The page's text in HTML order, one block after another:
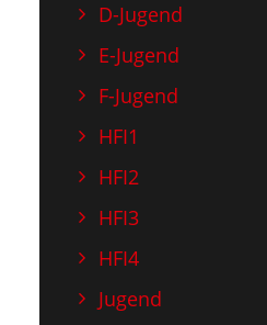
D-Jugend
E-Jugend
F-Jugend
HFI1
HFI2
HFI3
HFI4
Jugend